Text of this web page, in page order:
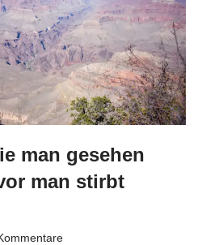
man gesehen
man stirbt